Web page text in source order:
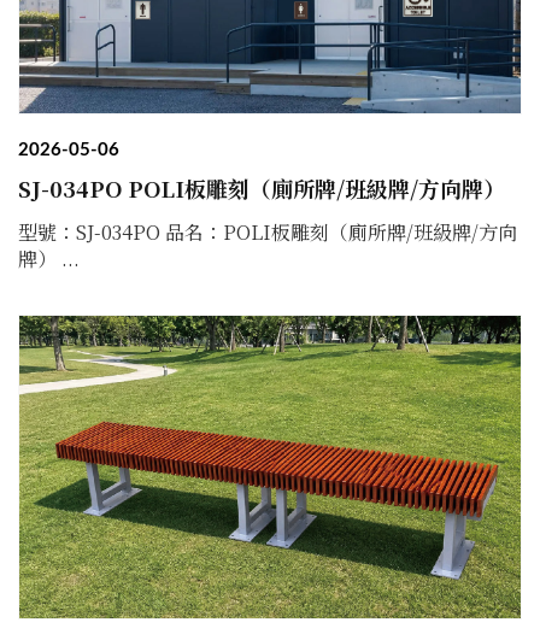
2026-05-06
SJ-034PO POLI板雕刻（廁所牌/班級牌/方向牌）
型號：SJ-034PO 品名：POLI板雕刻（廁所牌/班級牌/方向
牌） ...